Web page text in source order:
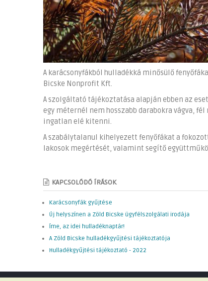
A karácsonyfákból hulladékká minősülő
Bicske Nonprofit Kft.
A szolgáltató tájékoztatása alapján ebben az
egy méternél nem hosszabb darabokra vágva,
ingatlan elé kitenni.
A szabálytalanul kihelyezett fenyőfákat a
lakosok megértését, valamint segítő
KAPCSOLÓDÓ ÍRÁSOK
Karácsonyfák gyűjtése
Új helyszínen a Zöld Bicske ügyfélszolgálati irodája
Íme, az idei hulladéknaptár!
A Zöld Bicske hulladékgyűjtési tájékoztatója
Hulladékgyűjtési tájékoztató - 2022